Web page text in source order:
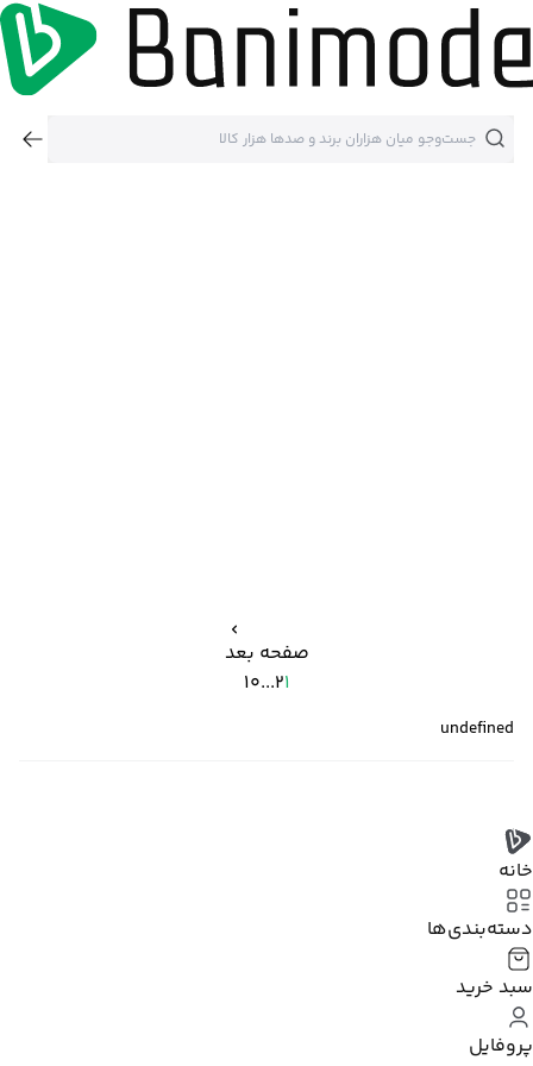
صفحه بعد
1
2
...
10
undefined
خانه
دسته‌بندی‌‌ها
سبد خرید
پروفایل